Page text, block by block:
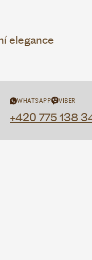
elegance
WHATSAPP VIBER
+420 775 138